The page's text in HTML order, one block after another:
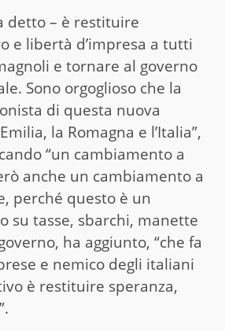
detto – è restituire
e libertà d’impresa a tutti
e tornare al governo
Sono orgoglioso che la
di questa nuova
la Romagna e l’Italia”,
“un cambiamento a
anche un cambiamento a
perché questo è un
su tasse, sbarchi, manette
ha aggiunto, “che fa
e nemico degli italiani
è restituire speranza,